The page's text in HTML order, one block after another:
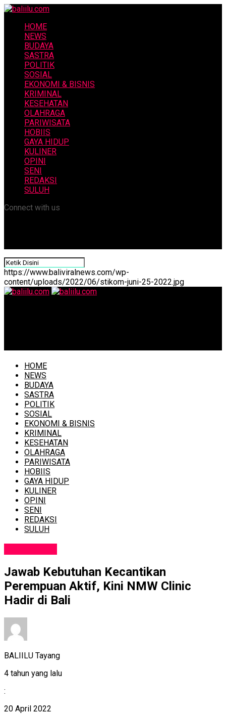
HOME
NEWS
BUDAYA
SASTRA
POLITIK
SOSIAL
EKONOMI & BISNIS
KRIMINAL
KESEHATAN
OLAHRAGA
PARIWISATA
HOBIIS
GAYA HIDUP
KULINER
OPINI
SENI
REDAKSI
SULUH
Connect with us
https://www.baliviralnews.com/wp-
content/uploads/2022/06/stikom-juni-25-2022.jpg
HOME
NEWS
BUDAYA
SASTRA
POLITIK
SOSIAL
EKONOMI & BISNIS
KRIMINAL
KESEHATAN
OLAHRAGA
PARIWISATA
HOBIIS
GAYA HIDUP
KULINER
OPINI
SENI
REDAKSI
SULUH
Jawab Kebutuhan Kecantikan
Perempuan Aktif, Kini NMW Clinic
Hadir di Bali
BALIILU Tayang
4 tahun yang lalu
:
20 April 2022